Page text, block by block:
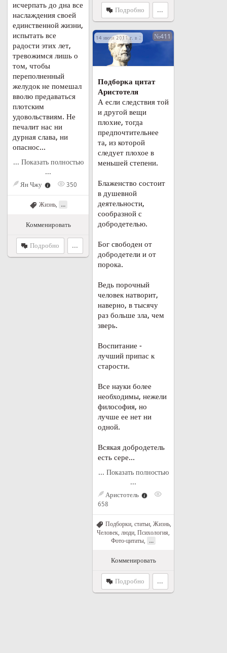
исчерпать до дна все
наслаждения своей
единственной жизни,
испытать все
радости этих лет,
тревожимся лишь о
том, чтобы
переполненный
желудок не помешал
вволю предаваться
плотским
удовольствиям. Не
печалит нас ни
дурная слава, ни
опаснос...
... Показать полностью
...
Ян Чжу 350
Жизнь, ...
Комменировать
Подробно ...
Подробно ...
14 июля 2011 г. в 21:02 №411
Подборка цитат
Аристотеля
А если следствия той
и другой вещи
плохие, тогда
предпочтительнее
та, из которой
следует плохое в
меньшей степени.
Блаженство состоит
в душевной
деятельности,
сообразной с
добродетелью.
Бог свободен от
добродетели и от
порока.
Ведь порочный
человек натворит,
наверно, в тысячу
раз больше зла, чем
зверь.
Воспитание -
лучший припас к
старости.
Все науки более
необходимы, нежели
философия, но
лучше ее нет ни
одной.
Всякая добродетель
есть сере...
... Показать полностью
...
Аристотель
658
Подборки, статьи, Жизнь,
Человек, люди, Психология,
Фото-цитаты, ...
Комменировать
Подробно ...